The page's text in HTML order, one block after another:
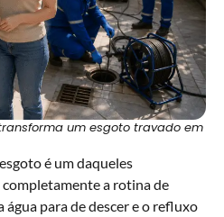
um esgoto travado em
é um daqueles
a rotina de
para de descer e o refluxo